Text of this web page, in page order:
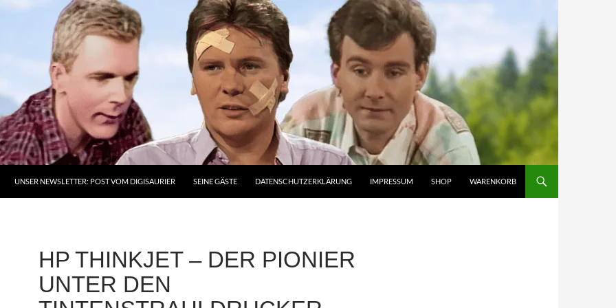
UNSER NEWSLETTER: POST VOM DIGISAURIER SEINE GÄSTE DATENSCHUTZERKLÄRUNG IMPRESSUM SHOP WARENKORB
HP THINKJET – DER PIONIER
UNTER DEN